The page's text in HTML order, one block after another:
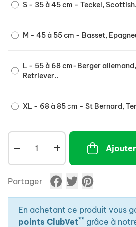
aux bandes velcro et sangles
longueur en fonction de la
maître.
sangles.
S - 35 à 45 cm - Teckel,
M - 45 à 55 cm - Basset,
L - 55 à 68 cm-Berger
Retriever..
XL - 68 à 85 cm - St Bernard,
Partager
En achetant ce produit vous
points ClubVet** grâce à